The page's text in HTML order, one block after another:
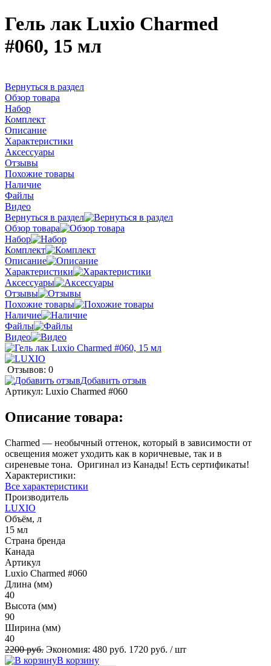
Гель лак Luxio Charmed
#060, 15 мл
Вернуться в раздел
Обзор товара
Набор
Комплект
Описание
Характеристики
Аксессуары
Отзывы
Похожие товары
Наличие
Файлы
Видео
Вернуться в раздел
Обзор товара
Набор
Комплект
Описание
Характеристики
Аксессуары
Отзывы
Похожие товары
Наличие
Файлы
Видео
Отзывов: 0
Добавить отзыв
Артикул: Luxio Charmed #060
Описание товара:
Charmed — необычный оттенок, который в зависимости от
освещения может уходить как в коричневые, так и в
сиреневые тона. Оригинал из Канады! Есть сертификаты!
Характеристики:
Все характеристики
Производитель
LUXIO
Объём, л
15 мл
Страна бренда
Канада
Артикул
Luxio Charmed #060
Длина (мм)
40
Высота (мм)
90
Ширина (мм)
40
2200 руб. Экономия: 480 руб. 1720 руб. / шт
В корзину